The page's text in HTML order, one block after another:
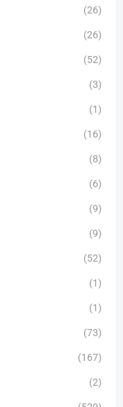
(26)
(26)
(52)
(3)
(1)
(16)
(8)
(6)
(9)
(9)
(52)
(1)
(1)
(73)
(167)
(2)